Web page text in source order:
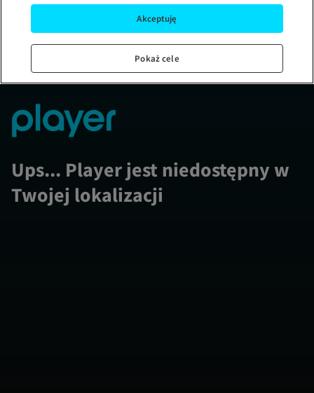
Ups... Player jest niedostępny w
Twojej lokalizacji
Akceptuję
Pokaż cele